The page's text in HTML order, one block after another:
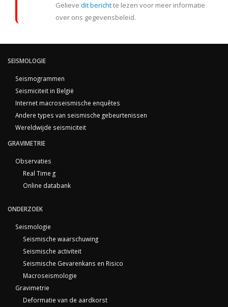
Gelieve dit berichtte lezen voor meer informatie
over ons gegevensbeleid.
SEISMOLOGIE
Seismogrammen
Seismiciteit in België
Internet macroseismische enquêtes
Andere types van seismische gebeurtenissen
Wereldwijde seismiciteit
GRAVIMETRIE
Observaties
Real Time g
Online databank
ONDERZOEK
Seismologie
Seismische waarschuwing
Seismische activiteit
Seismische Gevarenkans en Risico
Macroseismologie
Gravimetrie
Deformatie van de aardkorst